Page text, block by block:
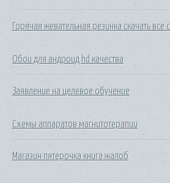
Горячая жевательная резинка скачать все
Обои для андроид hd качества
Заявление на целевое обучение
Схемы аппаратов магнитотерапии
Магазин пятерочка книга жалоб